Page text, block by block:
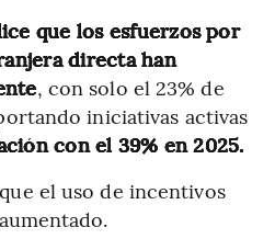
que los esfuerzos por
directa han
, con solo el 23% de
iniciativas activas
con el 39% en 2025.
el uso de incentivos